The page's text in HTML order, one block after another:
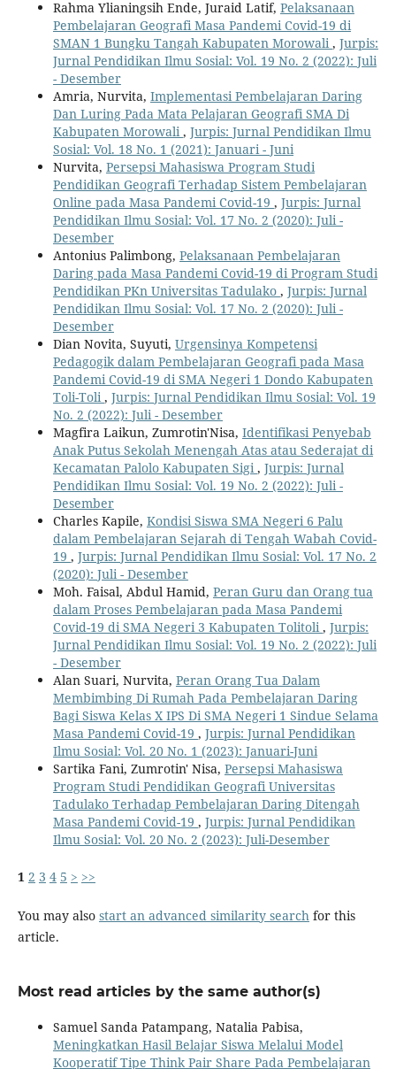
Rahma Ylianingsih Ende, Juraid Latif, Pelaksanaan
Pembelajaran Geografi Masa Pandemi Covid-19 di
SMAN 1 Bungku Tangah Kabupaten Morowali , Jurpis:
Jurnal Pendidikan Ilmu Sosial: Vol. 19 No. 2 (2022): Juli
- Desember
Amria, Nurvita, Implementasi Pembelajaran Daring
Dan Luring Pada Mata Pelajaran Geografi SMA Di
Kabupaten Morowali , Jurpis: Jurnal Pendidikan Ilmu
Sosial: Vol. 18 No. 1 (2021): Januari - Juni
Nurvita, Persepsi Mahasiswa Program Studi
Pendidikan Geografi Terhadap Sistem Pembelajaran
Online pada Masa Pandemi Covid-19 , Jurpis: Jurnal
Pendidikan Ilmu Sosial: Vol. 17 No. 2 (2020): Juli -
Desember
Antonius Palimbong, Pelaksanaan Pembelajaran
Daring pada Masa Pandemi Covid-19 di Program Studi
Pendidikan PKn Universitas Tadulako , Jurpis: Jurnal
Pendidikan Ilmu Sosial: Vol. 17 No. 2 (2020): Juli -
Desember
Dian Novita, Suyuti, Urgensinya Kompetensi
Pedagogik dalam Pembelajaran Geografi pada Masa
Pandemi Covid-19 di SMA Negeri 1 Dondo Kabupaten
Toli-Toli , Jurpis: Jurnal Pendidikan Ilmu Sosial: Vol. 19
No. 2 (2022): Juli - Desember
Magfira Laikun, Zumrotin'Nisa, Identifikasi Penyebab
Anak Putus Sekolah Menengah Atas atau Sederajat di
Kecamatan Palolo Kabupaten Sigi , Jurpis: Jurnal
Pendidikan Ilmu Sosial: Vol. 19 No. 2 (2022): Juli -
Desember
Charles Kapile, Kondisi Siswa SMA Negeri 6 Palu
dalam Pembelajaran Sejarah di Tengah Wabah Covid-
19 , Jurpis: Jurnal Pendidikan Ilmu Sosial: Vol. 17 No. 2
(2020): Juli - Desember
Moh. Faisal, Abdul Hamid, Peran Guru dan Orang tua
dalam Proses Pembelajaran pada Masa Pandemi
Covid-19 di SMA Negeri 3 Kabupaten Tolitoli , Jurpis:
Jurnal Pendidikan Ilmu Sosial: Vol. 19 No. 2 (2022): Juli
- Desember
Alan Suari, Nurvita, Peran Orang Tua Dalam
Membimbing Di Rumah Pada Pembelajaran Daring
Bagi Siswa Kelas X IPS Di SMA Negeri 1 Sindue Selama
Masa Pandemi Covid-19 , Jurpis: Jurnal Pendidikan
Ilmu Sosial: Vol. 20 No. 1 (2023): Januari-Juni
Sartika Fani, Zumrotin' Nisa, Persepsi Mahasiswa
Program Studi Pendidikan Geografi Universitas
Tadulako Terhadap Pembelajaran Daring Ditengah
Masa Pandemi Covid-19 , Jurpis: Jurnal Pendidikan
Ilmu Sosial: Vol. 20 No. 2 (2023): Juli-Desember
1 2 3 4 5 > >>
You may also start an advanced similarity search for this
article.
Most read articles by the same author(s)
Samuel Sanda Patampang, Natalia Pabisa,
Meningkatkan Hasil Belajar Siswa Melalui Model
Kooperatif Tipe Think Pair Share Pada Pembelajaran